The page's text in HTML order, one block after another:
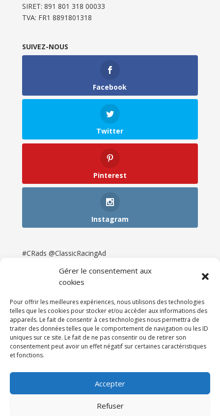
Gérer le consentement aux
cookies
Pour offrir les meilleures expériences, nous utilisons des technologies
telles que les cookies pour stocker et/ou accéder aux informations des
appareils. Le fait de consentir à ces technologies nous permettra de
traiter des données telles que le comportement de navigation ou les ID
uniques sur ce site. Le fait de ne pas consentir ou de retirer son
consentement peut avoir un effet négatif sur certaines caractéristiques
et fonctions.
Accepter
Refuser
SIRET: 891 801 318 00033
TVA: FR1 8891801318
SUIVEZ-NOUS
Facebook
Twitter
Pinterest
Instagram
#CRads @ClassicRacingAd
Newsletter & Presse
Partenaires
Tarifs
Espace Client